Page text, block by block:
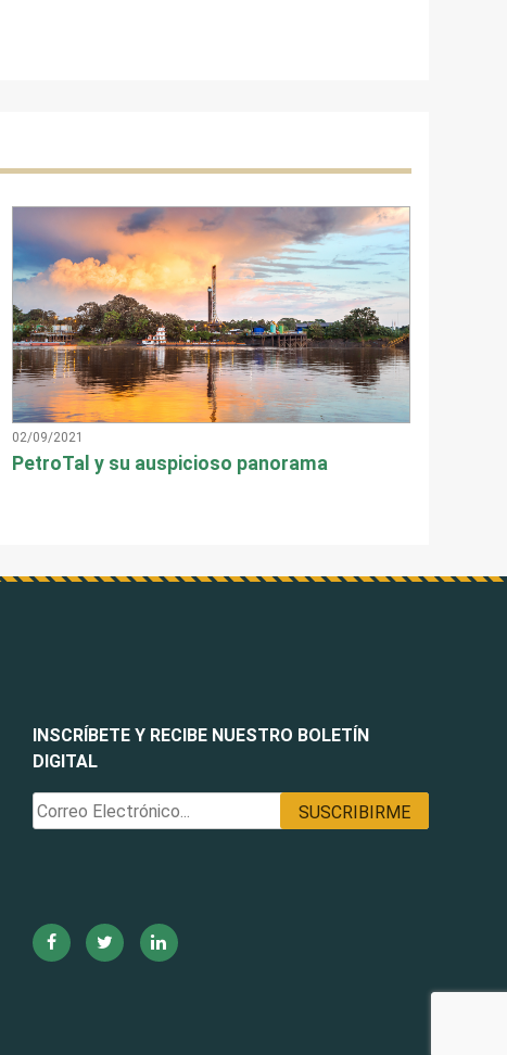
02/09/2021
PetroTal y su auspicioso panorama
INSCRÍBETE Y RECIBE NUESTRO BOLETÍN
DIGITAL